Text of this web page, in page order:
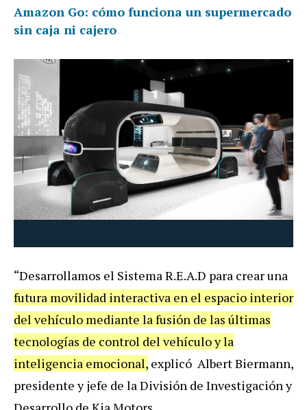
Amazon Go: cómo funciona un supermercado
sin caja ni cajero
“Desarrollamos el Sistema R.E.A.D para crear una
futura movilidad interactiva en el espacio interior
del vehículo mediante la fusión de las últimas
tecnologías de control del vehículo y la
inteligencia emocional, explicó Albert Biermann,
presidente y jefe de la División de Investigación y